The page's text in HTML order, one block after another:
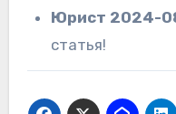
Юрист 2024-
статья!